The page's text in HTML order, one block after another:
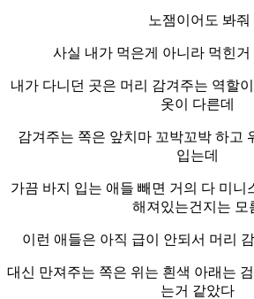
노잼이어도 봐줘
사실 내가 먹은게 아니라 먹힌거
내가 다니던 곳은 머리 감겨주는 역할
옷이 다른데
감겨주는 쪽은 앞치마 꼬박꼬박 하고
입는데
가끔 바지 입는 애들 빼면 거의 다 미니
해져있는건지는 모
이런 애들은 아직 급이 안되서 머리
대신 만져주는 쪽은 위는 흰색 아래는
는거 같았다